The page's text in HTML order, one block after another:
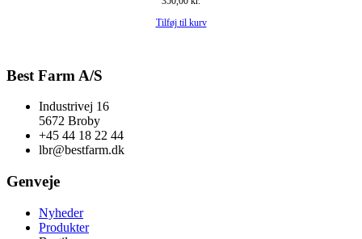
Tilføj til kurv
Best Farm A/S
Industrivej 16
5672 Broby
+45 44 18 22 44
lbr@bestfarm.dk
Genveje
Nyheder
Produkter